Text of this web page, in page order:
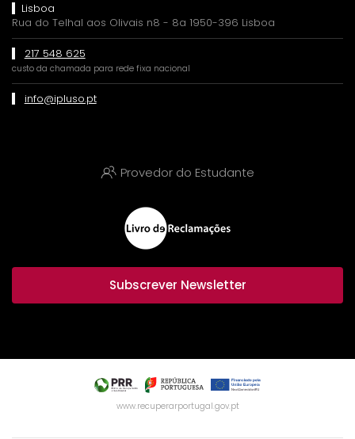
Lisboa
Rua do Telhal aos Olivais n8 - 8a 1950-396 Lisboa
217 548 625
custo da chamada para rede fixa nacional
info@ipluso.pt
Provedor do Estudante
Subscrever Newsletter
www.recuperarportugal.gov.pt